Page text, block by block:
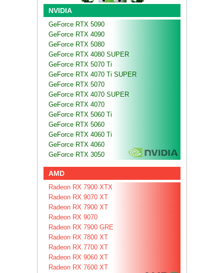
NVIDIA
GeForce RTX 5090
GeForce RTX 4090
GeForce RTX 5080
GeForce RTX 4080 SUPER
GeForce RTX 5070 Ti
GeForce RTX 4070 Ti SUPER
GeForce RTX 5070
GeForce RTX 4070 SUPER
GeForce RTX 4070
GeForce RTX 5060 Ti
GeForce RTX 5060
GeForce RTX 4060 Ti
GeForce RTX 4060
GeForce RTX 3050
AMD
Radeon RX 7900 XTX
Radeon RX 9070 XT
Radeon RX 7900 XT
Radeon RX 9070
Radeon RX 7900 GRE
Radeon RX 7800 XT
Radeon RX 7700 XT
Radeon RX 9060 XT
Radeon RX 7600 XT